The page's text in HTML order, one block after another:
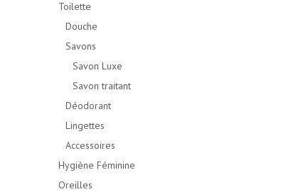
Toilette
Douche
Savons
Savon Luxe
Savon traitant
Déodorant
Lingettes
Accessoires
Hygiène Féminine
Oreilles